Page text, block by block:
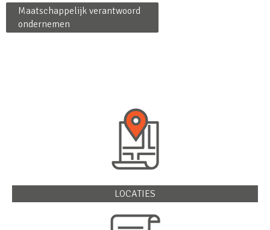
Maatschappelijk verantwoord
ondernemen
LOCATIES